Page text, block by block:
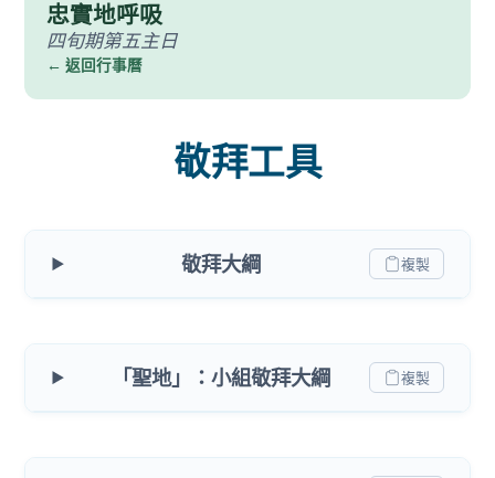
忠實地呼吸
四旬期第五主日
← 返回行事曆
敬拜工具
敬拜大綱 複製
「聖地」：小組敬拜大綱 複製